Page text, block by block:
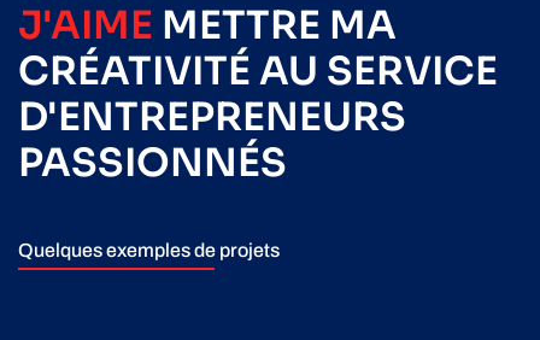
J'AIME METTRE MA
CRÉATIVITÉ AU SERVICE
D'ENTREPRENEURS
PASSIONNÉS
Quelques exemples de projets